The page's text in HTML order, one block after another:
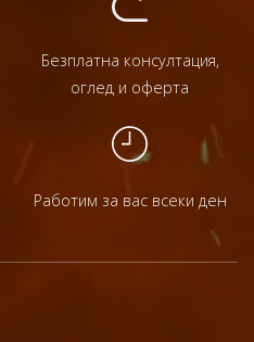
Безплатна консултация,
оглед и оферта
Работим за вас всеки ден